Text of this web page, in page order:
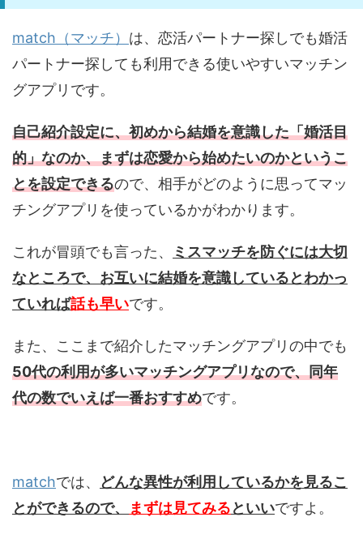
match（マッチ） は、恋活パートナー探しでも婚活
パートナー探しても利用できる使いやすいマッチン
グアプリです。
自己紹介設定に、初めから結婚を意識した「婚活目
的」なのか、まずは恋愛から始めたいのかというこ
とを設定できるので、相手がどのように思ってマッ
チングアプリを使っているかがわかります。
これが冒頭でも言った、
ミスマッチを防ぐには大切
なところで、お互いに結婚を意識しているとわかっ
ていれば話も早いです。
また、ここまで紹介したマッチングアプリの中でも
50代の利用が多いマッチングアプリなので、同年
代の数でいえば一番おすすめです。
matchでは、
どんな異性が利用しているかを見るこ
とができるので、
まずは見てみるといいですよ。